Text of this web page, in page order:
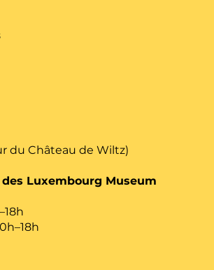
du Château de Wiltz)
Luxembourg Museum